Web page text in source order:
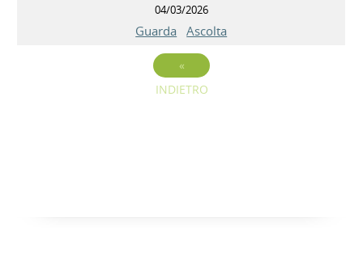
04/03/2026
Guarda Ascolta
«
INDIETRO